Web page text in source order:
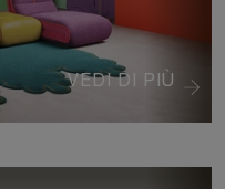
VEDI DI PIÙ